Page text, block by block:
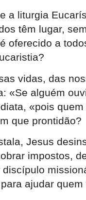
a liturgia
têm lugar,
oferecido a
vidas, das
«Se alguém
«pois
que prontidão?
Jesus
impostos,
ajudar